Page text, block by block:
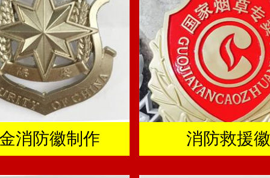
消防徽制作 消防救援徽